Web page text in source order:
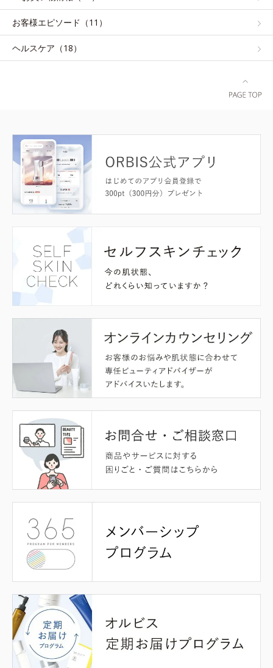
お客様エピソード（11）
ヘルスケア（18）